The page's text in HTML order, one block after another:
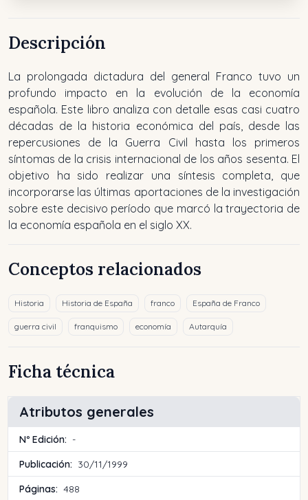
Descripción
La prolongada dictadura del general Franco tuvo un
profundo impacto en la evolución de la economía
española. Este libro analiza con detalle esas casi cuatro
décadas de la historia económica del país, desde las
repercusiones de la Guerra Civil hasta los primeros
síntomas de la crisis internacional de los años sesenta. El
objetivo ha sido realizar una síntesis completa, que
incorporarse las últimas aportaciones de la investigación
sobre este decisivo período que marcó la trayectoria de
la economía española en el siglo XX.
Conceptos relacionados
Historia Historia de España franco España de Franco
guerra civil franquismo economía Autarquía
Ficha técnica
Atributos generales
Nº Edición: -
Publicación: 30/11/1999
Páginas: 488